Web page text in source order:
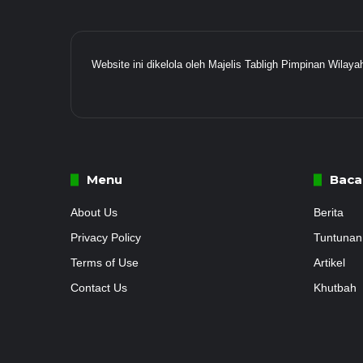
Website ini dikelola oleh Majelis Tabligh Pimpinan
Menu
About Us
Privacy Policy
Terms of Use
Contact Us
Berita
Tuntunan
Artikel
Khutbah